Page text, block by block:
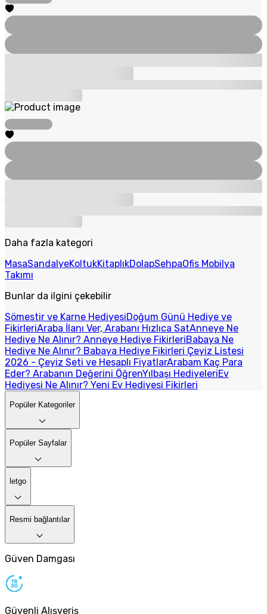
Daha fazla kategori
MasaSandalyeKoltukKitaplıkDolapSehpaOfis Mobilya
Takımı
Bunlar da ilgini çekebilir
Sömestir ve Karne HediyesiDoğum Günü Hediye ve
FikirleriAraba İlanı Ver, Arabanı Hızlıca SatAnneye Ne
Hediye Ne Alınır? Anneye Hediye FikirleriBabaya Ne
Hediye Ne Alınır? Babaya Hediye Fikirleri Çeyiz Listesi
2026 - Çeyiz Seti ve Hesaplı FiyatlarArabam Kaç Para
Eder? Arabanın Değerini ÖğrenYılbaşı HediyeleriEv
Hediyesi Ne Alınır? Yeni Ev Hediyesi Fikirleri
Popüler Kategoriler
Popüler Sayfalar
letgo
Resmi bağlantılar
Güven Damgası
Güvenli Alışveriş